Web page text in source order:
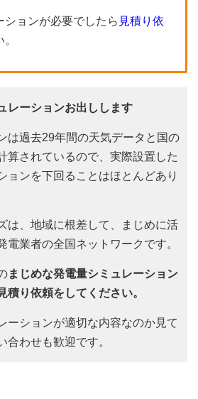
ションが必要でしたら 見積り依
レーションお出しします
は過去29年間の天気データと国の
算されているので、実際設置した
ョンを下回ることはほとんどあり
は、地域に根差して、まじめに活
電業者の全国ネットワークです。
まじめな発電量シミュレーション
積り依頼をしてください。
ーションが適切な内容なのか見て
合わせも歓迎です。